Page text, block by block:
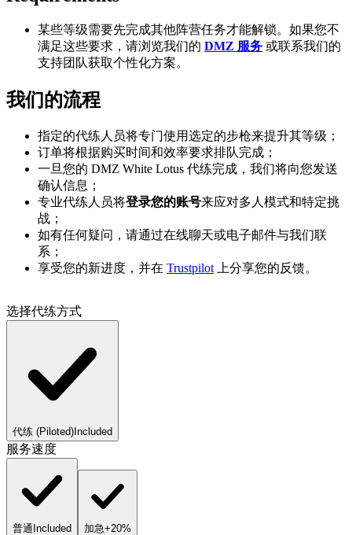
某些等级需要先完成其他阵营任务才能解锁。如果您不
满足这些要求，请浏览我们的 DMZ 服务 或联系我们的
支持团队获取个性化方案。
我们的流程
指定的代练人员将专门使用选定的步枪来提升其等级；
订单将根据购买时间和效率要求排队完成；
一旦您的 DMZ White Lotus 代练完成，我们将向您发送
确认信息；
专业代练人员将登录您的账号来应对多人模式和特定挑
战；
如有任何疑问，请通过在线聊天或电子邮件与我们联
系；
享受您的新进度，并在 Trustpilot 上分享您的反馈。
选择代练方式
代练 (Piloted) Included
服务速度
普通 Included 加急+20%